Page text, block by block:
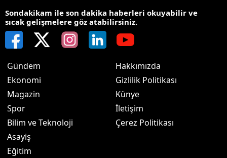
Sondakikam ile son dakika haberleri okuyabilir ve
sıcak gelişmelere göz atabilirsiniz.
Gündem
Ekonomi
Magazin
Spor
Bilim ve Teknoloji
Asayiş
Eğitim
Hakkımızda
Gizlilik Politikası
Künye
İletişim
Çerez Politikası